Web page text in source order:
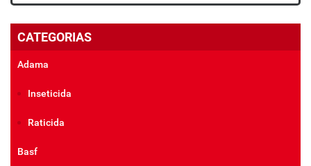
CATEGORIAS
Adama
Inseticida
Raticida
Basf